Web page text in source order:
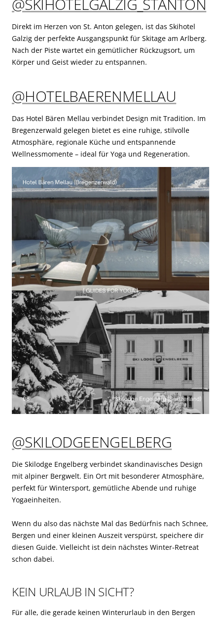
@SKIHOTELGALZIG_STANTON
Direkt im Herzen von St. Anton gelegen, ist das Skihotel
Galzig der perfekte Ausgangspunkt für Skitage am Arlberg.
Nach der Piste wartet ein gemütlicher Rückzugsort, um
Körper und Geist wieder zu entspannen.
@HOTELBAERENMELLAU
Das Hotel Bären Mellau verbindet Design mit Tradition. Im
Bregenzerwald gelegen bietet es eine ruhige, stilvolle
Atmosphäre, regionale Küche und entspannende
Wellnessmomente – ideal für Yoga und Regeneration.
@SKILODGEENGELBERG
Die Skilodge Engelberg verbindet skandinavisches Design
mit alpiner Bergwelt. Ein Ort mit besonderer Atmosphäre,
perfekt für Wintersport, gemütliche Abende und ruhige
Yogaeinheiten.
Wenn du also das nächste Mal das Bedürfnis nach Schnee,
Bergen und einer kleinen Auszeit verspürst, speichere dir
diesen Guide. Vielleicht ist dein nächstes Winter-Retreat
schon dabei.
KEIN URLAUB IN SICHT?
Für alle, die gerade keinen Winterurlaub in den Bergen